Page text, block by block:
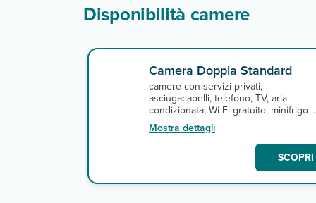
Disponibilità camere
Camera Doppia Standard
camere con servizi privati,
asciugacapelli, telefono, TV, aria
condizionata, Wi-Fi gratuito, minifrigo e
terrazza o balcone. A pagamento,
cassette di sicurezza in reception.
Mostra dettagli